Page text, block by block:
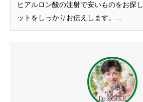
ヒアルロン酸の注射で安いものをお探
ットをしっかりお伝えします。...